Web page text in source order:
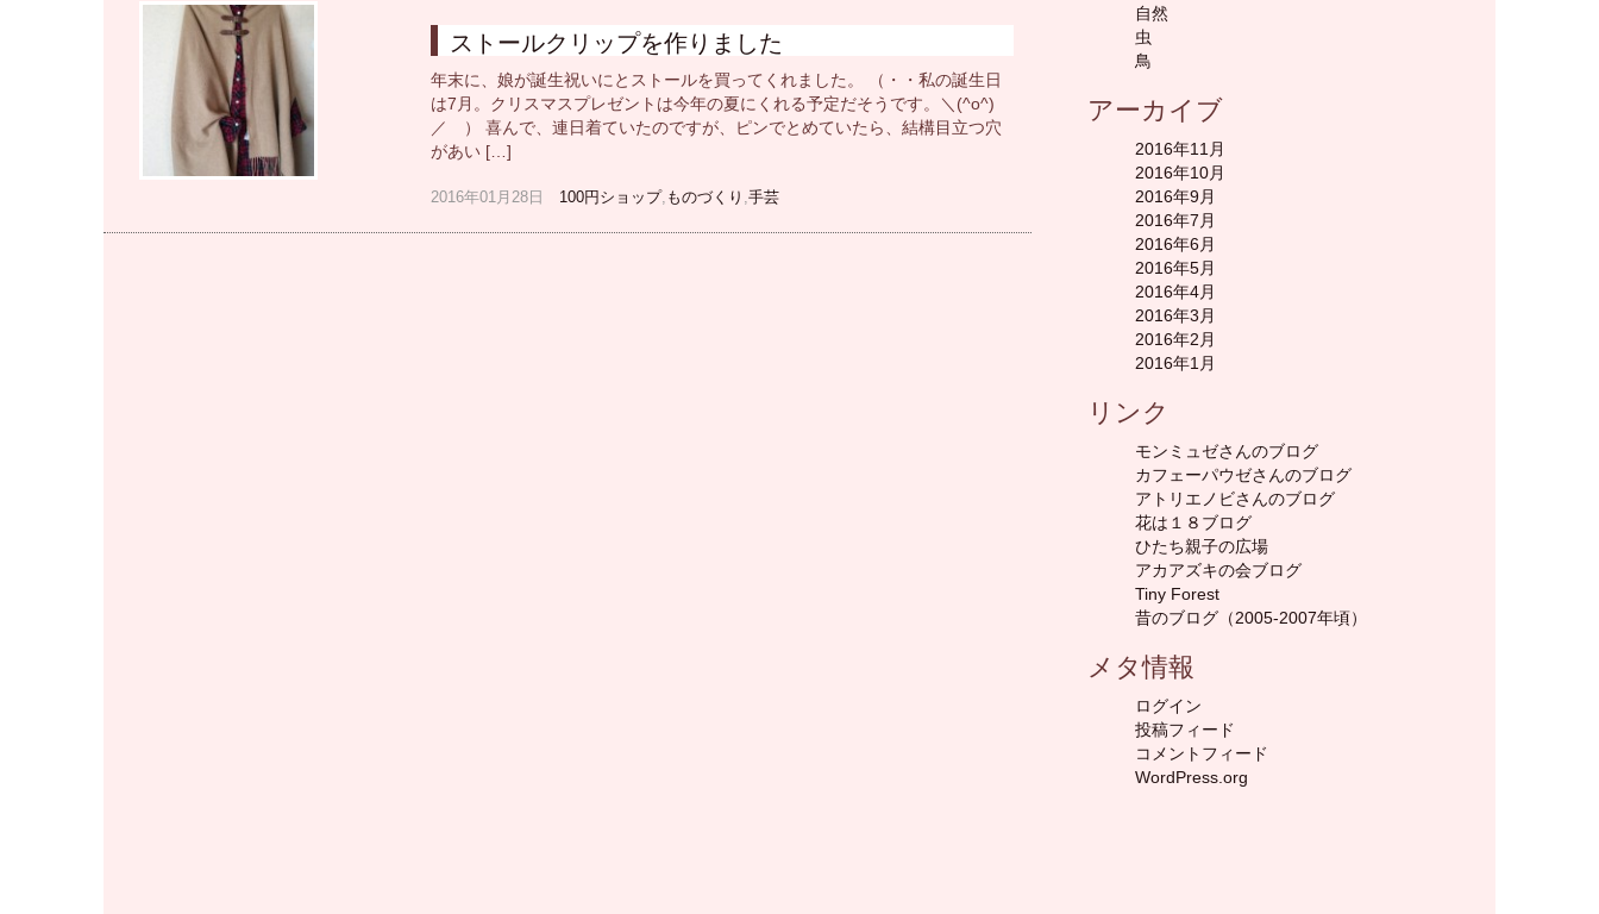
ストールクリップを作りました
年末に、娘が誕生祝いにとストールを買ってくれました。 （・・私の誕生日
は7月。クリスマスプレゼントは今年の夏にくれる予定だそうです。＼(^o^)
／ ） 喜んで、連日着ていたのですが、ピンでとめていたら、結構目立つ穴
があい […]
2016年01月28日 100円ショップ, ものづくり ,手芸
自然
虫
鳥
アーカイブ
2016年11月
2016年10月
2016年9月
2016年7月
2016年6月
2016年5月
2016年4月
2016年3月
2016年2月
2016年1月
リンク
モンミュゼさんのブログ
カフェーパウゼさんのブログ
アトリエノビさんのブログ
花は１８ブログ
ひたち親子の広場
アカアズキの会ブログ
Tiny Forest
昔のブログ（2005-2007年頃）
メタ情報
ログイン
投稿フィード
コメントフィード
WordPress.org